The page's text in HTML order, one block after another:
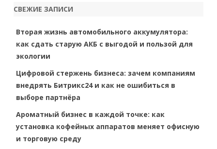
r
h
СВЕЖИЕ ЗАПИСИ
Вторая жизнь автомобильного аккумулятора:
как сдать старую АКБ с выгодой и пользой для
экологии
Цифровой стержень бизнеса: зачем компаниям
внедрять Битрикс24 и как не ошибиться в
выборе партнёра
Ароматный бизнес в каждой точке: как
установка кофейных аппаратов меняет офисную
и торговую среду